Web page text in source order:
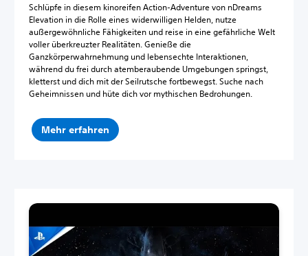
Schlüpfe in diesem kinoreifen Action-Adventure von nDreams
Elevation in die Rolle eines widerwilligen Helden, nutze
außergewöhnliche Fähigkeiten und reise in eine gefährliche Welt
voller überkreuzter Realitäten. Genieße die
Ganzkörperwahrnehmung und lebensechte Interaktionen,
während du frei durch atemberaubende Umgebungen springst,
kletterst und dich mit der Seilrutsche fortbewegst. Suche nach
Geheimnissen und hüte dich vor mythischen Bedrohungen.
Mehr erfahren